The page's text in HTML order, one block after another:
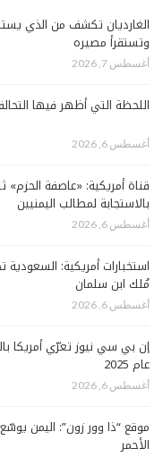
الغارديان تكشف من الذي
وتستقرأ مصيره
أغسطس 7, 2026
اللحظة التي أظهر فيها
أغسطس 6, 2026
قناة أمريكية: «عاصفة الحزم»
بالاستجابة لمطالب اليمنيين
أغسطس 6, 2026
استخبارات أمريكية:
مُلك ابن سلمان
أغسطس 6, 2026
إن بي سي نيوز تعرّي أمريكا
عام 2025
أغسطس 6, 2026
موقع “ذا وور زون”: اليمن
الأحمر